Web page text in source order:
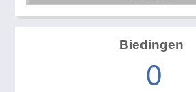
Biedingen
0